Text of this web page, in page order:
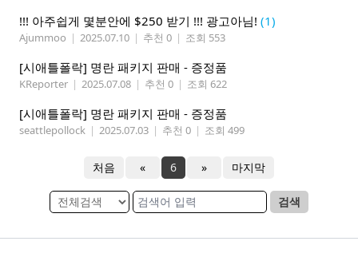
!!! 아주쉽게 몇분안에 $250 받기 !!! 광고아님! (1)
Ajummoo | 2025.07.10 | 추천 0 | 조회 553
[시애틀폴락] 명란 패키지 판매 - 증정품
KReporter | 2025.07.08 | 추천 0 | 조회 622
[시애틀폴락] 명란 패키지 판매 - 증정품
seattlepollock | 2025.07.03 | 추천 0 | 조회 499
처음 « 6 » 마지막
검색